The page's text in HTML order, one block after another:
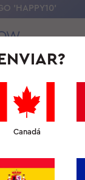
'HAPPY10'
OMNIA
Canadá